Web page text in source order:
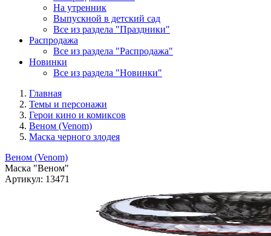
На утренник
Выпускной в детский сад
Все из раздела "Праздники"
Распродажа
Все из раздела "Распродажа"
Новинки
Все из раздела "Новинки"
Главная
Темы и персонажи
Герои кино и комиксов
Веном (Venom)
Маска черного злодея
Веном (Venom)
Маска "Веном"
Артикул: 13471